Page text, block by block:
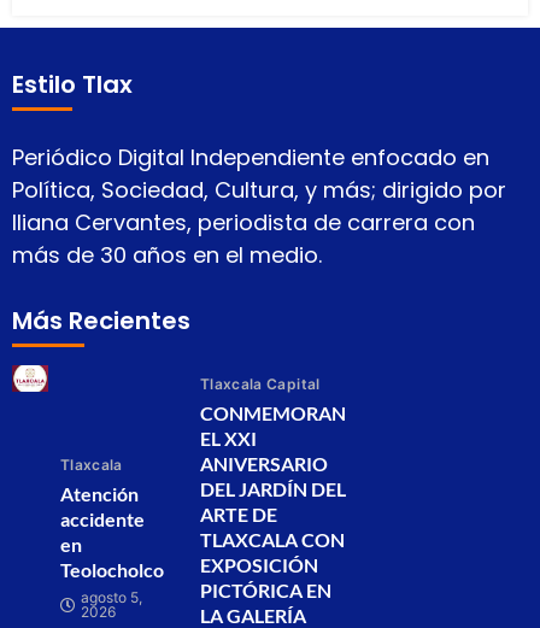
Estilo Tlax
Periódico Digital Independiente enfocado en
Política, Sociedad, Cultura, y más; dirigido por
Iliana Cervantes, periodista de carrera con
más de 30 años en el medio.
Más Recientes
Tlaxcala
Atención
accidente
en
Teolocholco
agosto 5,
2026
Tlaxcala Capital
CONMEMORAN
EL XXI
ANIVERSARIO
DEL JARDÍN DEL
ARTE DE
TLAXCALA CON
EXPOSICIÓN
PICTÓRICA EN
LA GALERÍA